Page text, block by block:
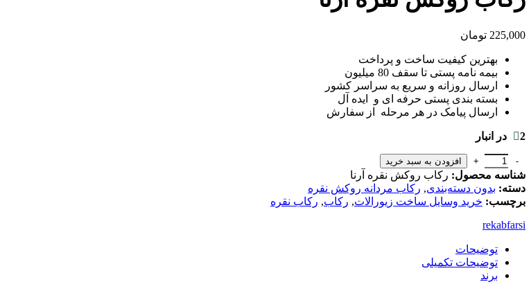
225,000 تومان
بهترین کیفیت ساخت و پرداخت
بیمه نامه پستی تا سقف 80 میلیون
ارسال روزانه و سریع به سراسر کشور
بسته بندی پستی حرفه ای و ایده آل
ارسال پیامک در هر مرحله از سفارش
2 در انبار
افزودن به سبد خرید
شناسه محصول: رکاب روکش نقره آرنا
دسته: بدون دسته‌بندی, رکاب مردانه روکش نقره
برچسب: خرید وسایل ساخت زیورالات, رکاب, رکاب نقره
rekabfarsi
توضیحات
توضیحات تکمیلی
برند